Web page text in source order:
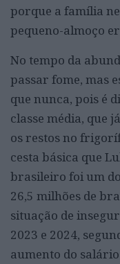
porque a família
pequeno-almoço
No tempo da
passar fome, mas
que nunca, pois é
classe média, que
os restos no
cesta básica que
brasileiro foi um
26,5 milhões de
situação de
2023 e 2024,
aumento do